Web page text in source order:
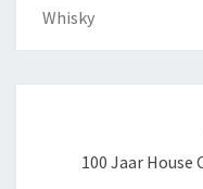
Whisky
100 Jaar House